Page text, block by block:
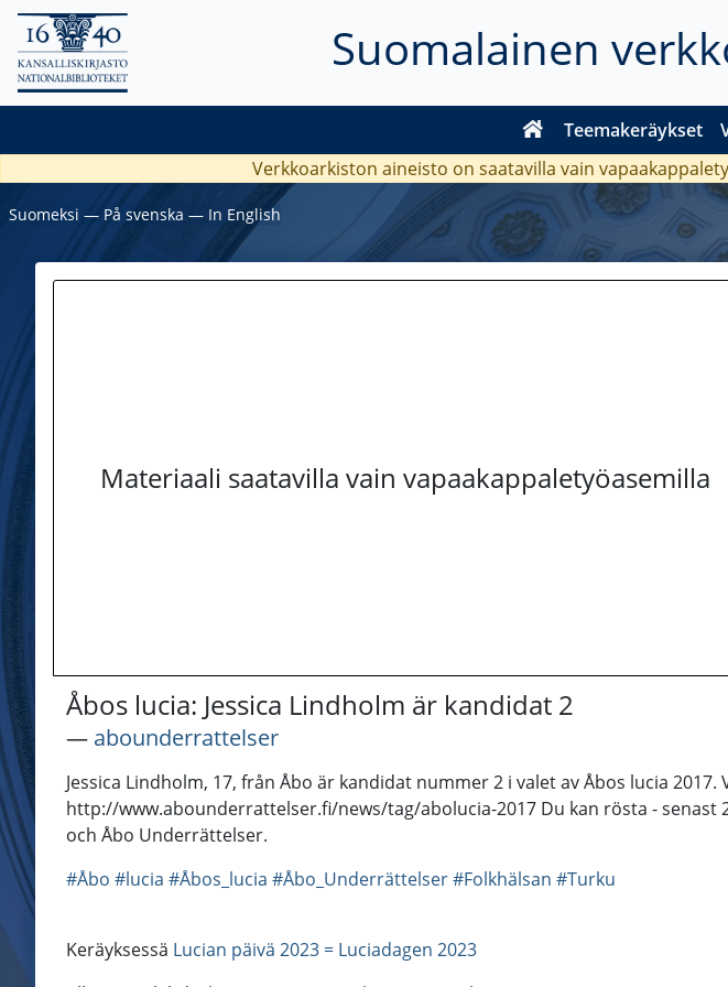
Suomalainen
Teemakeräykset
Verkkoarkiston aineisto on saatavilla vain
Suomeksi ― På svenska ― In English
Materiaali saatavilla vain vapaakappaletyöasemilla
Åbos lucia: Jessica Lindholm är kandidat 2
― abounderrattelser
Jessica Lindholm, 17, från Åbo är kandidat nummer 2 i valet av Åbos lucia
http://www.abounderrattelser.fi/news/tag/abolucia-2017 Du kan rösta -
och Åbo Underrättelser.
#Åbo #lucia #Åbos_lucia #Åbo_Underrättelser#Folkhälsan #Turku
Keräyksessä Lucian päivä 2023 = Luciadagen 2023